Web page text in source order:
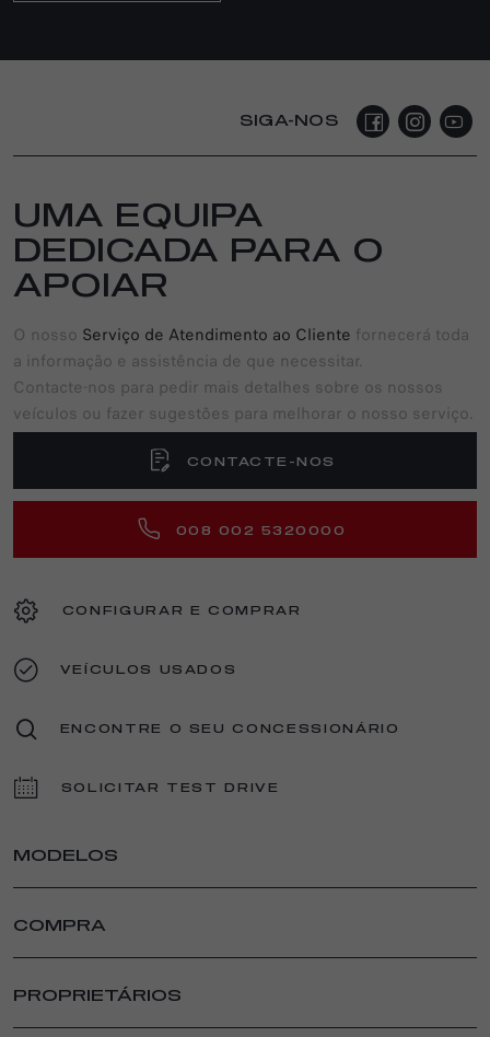
SIGA-NOS
UMA EQUIPA
DEDICADA PARA O
APOIAR
O nosso Serviço de Atendimento ao Cliente fornecerá toda
a informação e assistência de que necessitar.
Contacte-nos para pedir mais detalhes sobre os nossos
veículos ou fazer sugestões para melhorar o nosso serviço.
CONTACTE-NOS
008 002 5320000
CONFIGURAR E COMPRAR
VEÍCULOS USADOS
ENCONTRE O SEU CONCESSIONÁRIO
SOLICITAR TEST DRIVE
MODELOS
JUNIOR IBRIDA
JUNIOR IBRIDA Q4
NOVO TONALE
COMPRA
CONFIGURAR E COMPRAR
PROPRIETÁRIOS